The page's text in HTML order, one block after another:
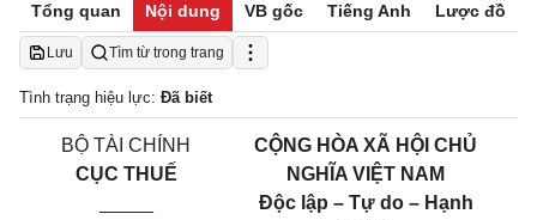
Tổng quan Nội dung VB gốc Tiếng Anh Lược đồ
Lưu Tìm từ trong trang
Tình trạng hiệu lực: Đã biết
BỘ TÀI CHÍNH
CỤC THUẾ
CỘNG HÒA XÃ HỘI CHỦ
NGHĨA VIỆT NAM
Độc lập – Tự do – Hạnh